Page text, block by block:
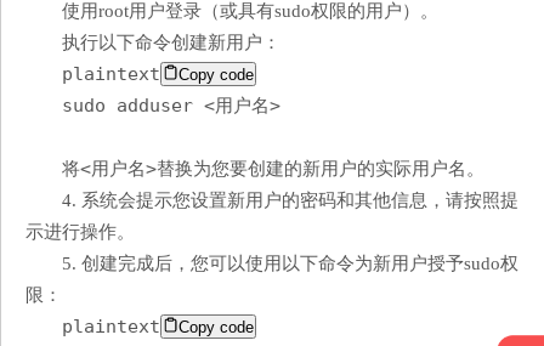
使用root用户登录（或具有sudo权限的用户）。
执行以下命令创建新用户：
plaintext Copy code
sudo adduser <用户名>
将<用户名>替换为您要创建的新用户的实际用户名。
4. 系统会提示您设置新用户的密码和其他信息，请按照提
示进行操作。
5. 创建完成后，您可以使用以下命令为新用户授予sudo权
限：
plaintext Copy code